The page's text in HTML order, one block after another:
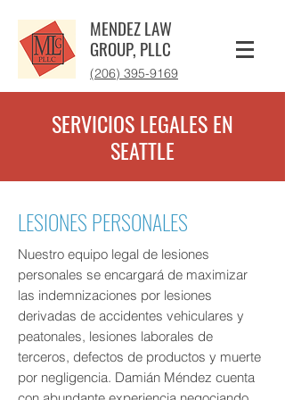
MENDEZ LAW
GROUP, PLLC
‪(206) 395-9169‬
SERVICIOS LEGALES EN
SEATTLE
LESIONES PERSONALES
Nuestro equipo legal de lesiones
personales se encargará de maximizar
las indemnizaciones por lesiones
derivadas de accidentes vehiculares y
peatonales, lesiones laborales de
terceros, defectos de productos y muerte
por negligencia. Damián Méndez cuenta